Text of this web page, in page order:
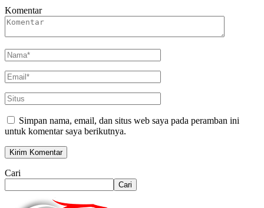
Komentar
Simpan nama, email, dan situs web saya pada peramban ini
untuk komentar saya berikutnya.
Cari
Cari